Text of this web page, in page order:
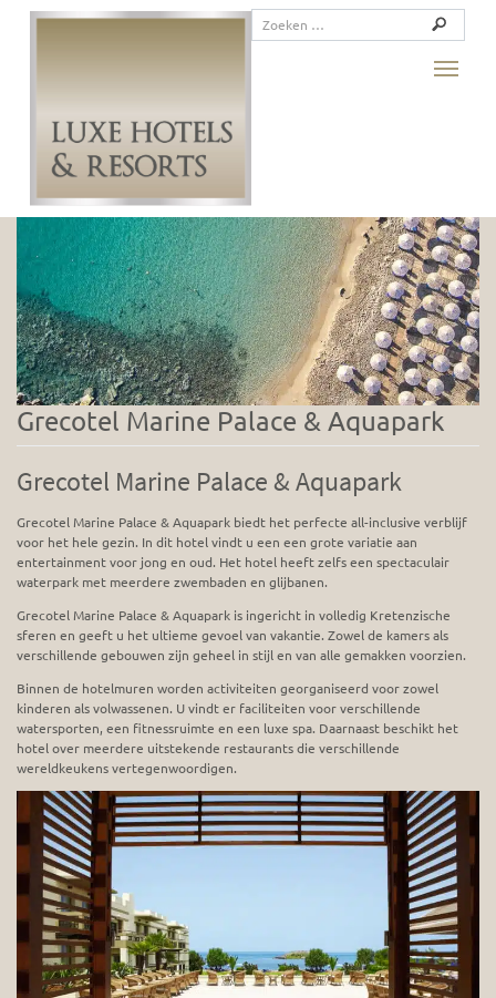
Facaliteit:Wellness
Grecotel Marine Palace & Aquapark
Grecotel Marine Palace & Aquapark
Grecotel Marine Palace & Aquapark biedt het perfecte all-inclusive verblijf
voor het hele gezin. In dit hotel vindt u een een grote variatie aan
entertainment voor jong en oud. Het hotel heeft zelfs een spectaculair
waterpark met meerdere zwembaden en glijbanen.
Grecotel Marine Palace & Aquapark is ingericht in volledig Kretenzische
sferen en geeft u het ultieme gevoel van vakantie. Zowel de kamers als
verschillende gebouwen zijn geheel in stijl en van alle gemakken voorzien.
Binnen de hotelmuren worden activiteiten georganiseerd voor zowel
kinderen als volwassenen. U vindt er faciliteiten voor verschillende
watersporten, een fitnessruimte en een luxe spa. Daarnaast beschikt het
hotel over meerdere uitstekende restaurants die verschillende
wereldkeukens vertegenwoordigen.